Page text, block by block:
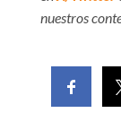
nuestros